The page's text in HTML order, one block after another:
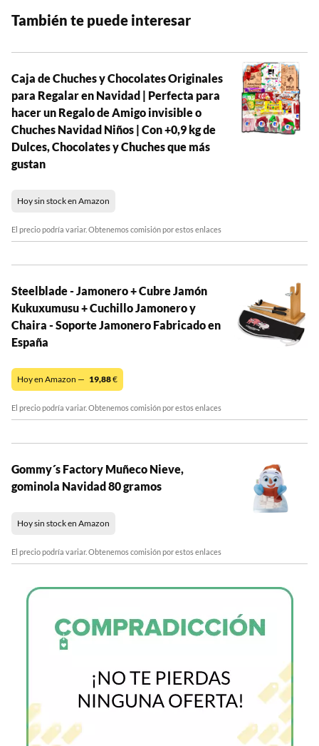
También te puede interesar
Caja de Chuches y Chocolates Originales
para Regalar en Navidad | Perfecta para
hacer un Regalo de Amigo invisible o
Chuches Navidad Niños | Con +0,9 kg de
Dulces, Chocolates y Chuches que más
gustan
Hoy sin stock en Amazon
El precio podría variar. Obtenemos comisión por estos enlaces
Steelblade - Jamonero + Cubre Jamón
Kukuxumusu + Cuchillo Jamonero y
Chaira - Soporte Jamonero Fabricado en
España
Hoy en Amazon — 19,88€
El precio podría variar. Obtenemos comisión por estos enlaces
Gommy´s Factory Muñeco Nieve,
gominola Navidad 80 gramos
Hoy sin stock en Amazon
El precio podría variar. Obtenemos comisión por estos enlaces